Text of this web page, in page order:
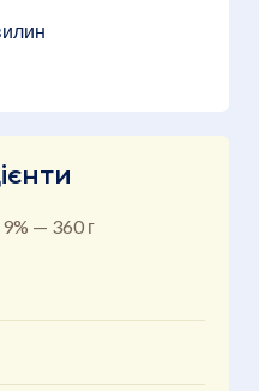
— 360 г